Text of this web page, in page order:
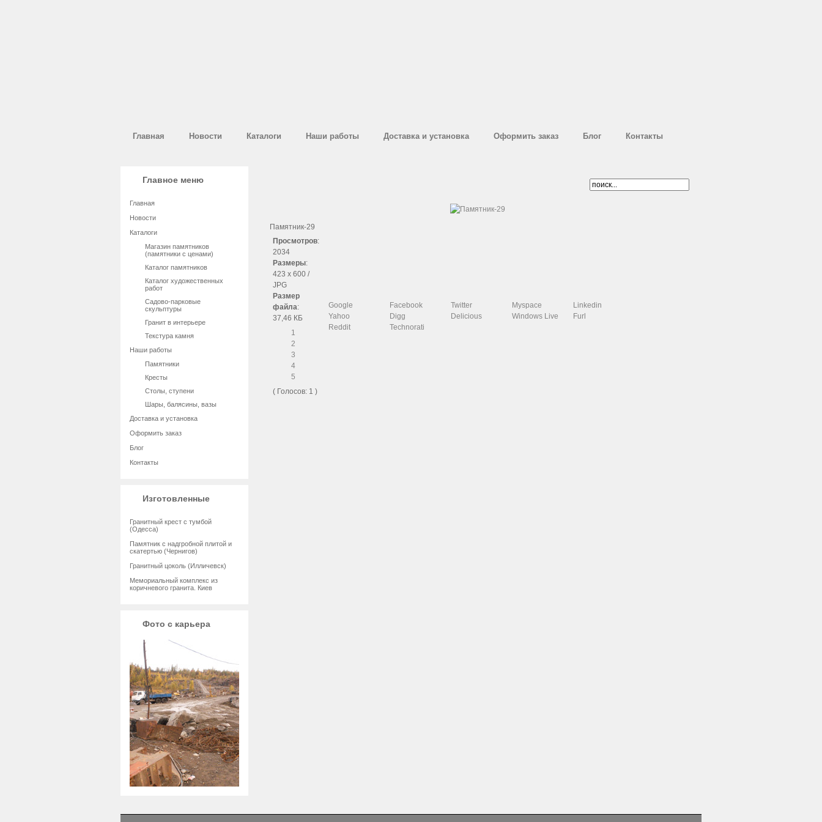
Главная Новости Каталоги Наши работы Доставка и установка Оформить заказ Блог Контакты
Памятник-29
Просмотров:
2034
Размеры:
423 x 600 /
JPG
Размер
файла:
37,46 КБ
1
2
3
4
5
( Голосов: 1 )
Google Facebook Twitter Myspace
Linkedin
Yahoo
Digg Delicious Windows Live
Furl
Reddit
Technorati
Главное меню
Главная
Новости
Каталоги
Магазин памятников
(памятники с ценами)
Каталог памятников
Каталог художественных
работ
Садово-парковые
скульптуры
Гранит в интерьере
Текстура камня
Наши работы
Памятники
Кресты
Столы, ступени
Шары, балясины, вазы
Доставка и установка
Оформить заказ
Блог
Контакты
Изготовленные
Гранитный крест с тумбой
(Одесса)
Памятник с надгробной плитой и
скатертью (Чернигов)
Гранитный цоколь (Илличевск)
Мемориальный комплекс из
коричневого гранита. Киев
Фото с карьера